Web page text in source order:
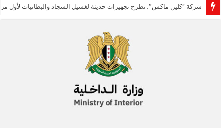
شركة “كلين ماكس”: نطرح تجهيزات حديثة لغسيل السجاد والبطانيات لأول